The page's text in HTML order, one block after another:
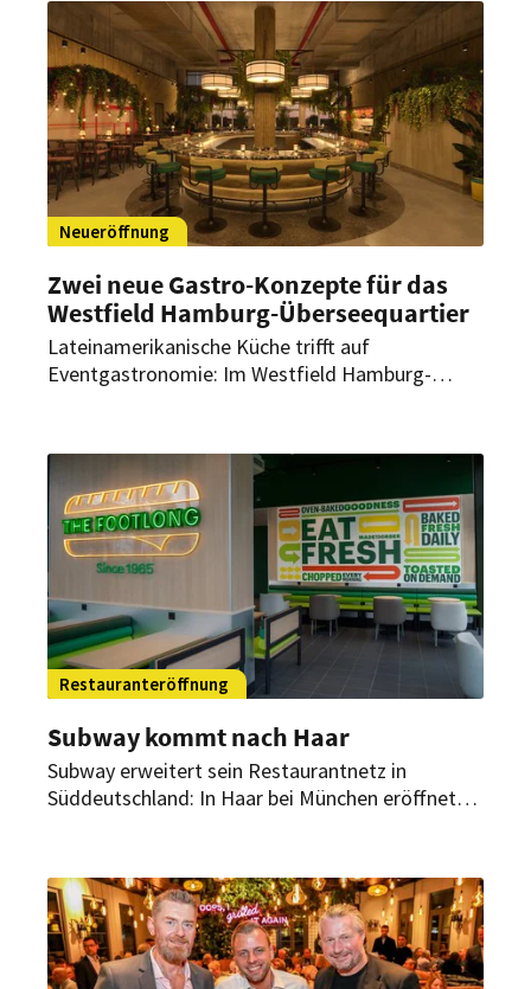
Neueröffnung
Zwei neue Gastro-Konzepte für das
Westfield Hamburg-Überseequartier
Lateinamerikanische Küche trifft auf
Eventgastronomie: Im Westfield Hamburg-
Umsetzung stehen nun fest.
Restauranteröffnung
Subway kommt nach Haar
Subway erweitert sein Restaurantnetz in
Süddeutschland: In Haar bei München eröffnet